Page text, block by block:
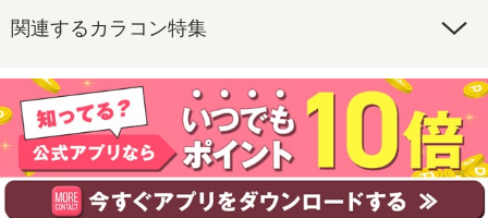
関連するカラコン特集